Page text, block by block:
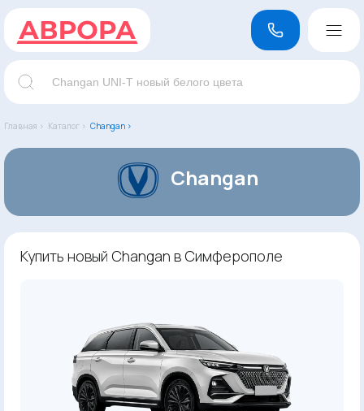
Главная › Каталог › Changan ›
Changan
Купить новый Changan в Симферополе